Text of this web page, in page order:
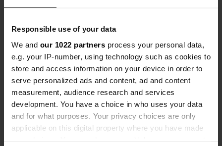
Responsible use of your data
We and our 1022 partners process your personal data,
e.g. your IP-number, using technology such as cookies to
store and access information on your device in order to
serve personalized ads and content, ad and content
measurement, audience research and services
development. You have a choice in who uses your data
and for what purposes. Your privacy choices are only
applicable on this digital property where you have made
Contact
Emplacement
Ettlinger Allee
Carlsruhe, Allemagne
Coordonnées
48° 59' 16" N 8° 24' 15" E